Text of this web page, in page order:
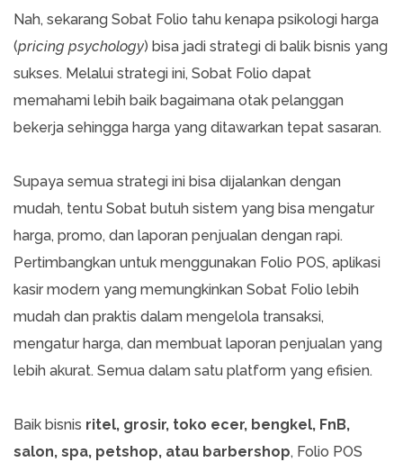
Nah, sekarang Sobat Folio tahu kenapa psikologi harga
(pricing psychology) bisa jadi strategi di balik bisnis yang
sukses. Melalui strategi ini, Sobat Folio dapat
memahami lebih baik bagaimana otak pelanggan
bekerja sehingga harga yang ditawarkan tepat sasaran.
Supaya semua strategi ini bisa dijalankan dengan
mudah, tentu Sobat butuh sistem yang bisa mengatur
harga, promo, dan laporan penjualan dengan rapi.
Pertimbangkan untuk menggunakan Folio POS, aplikasi
kasir modern yang memungkinkan Sobat Folio lebih
mudah dan praktis dalam mengelola transaksi,
mengatur harga, dan membuat laporan penjualan yang
lebih akurat. Semua dalam satu platform yang efisien.
Baik bisnis ritel, grosir, toko ecer, bengkel, FnB,
salon, spa, petshop, atau barbershop, Folio POS